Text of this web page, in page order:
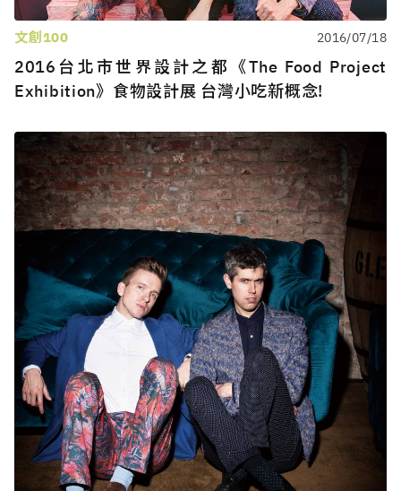
文創100 2016/07/18
2016台北市世界設計之都《The Food Project
Exhibition》食物設計展 台灣小吃新概念!